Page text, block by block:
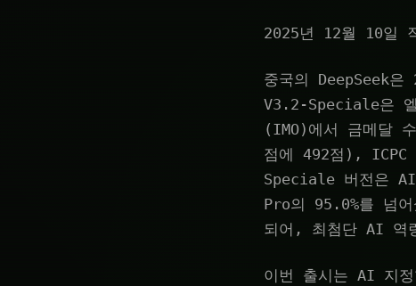
2025년 12월 10일
중국의 DeepSeek
V3.2-Speciale은 엘
(IMO)에서 금메달
점에 492점), ICPC
Speciale 버전은
Pro의 95.0%를 넘
되어, 최첨단 AI 역
이번 출시는 AI 지